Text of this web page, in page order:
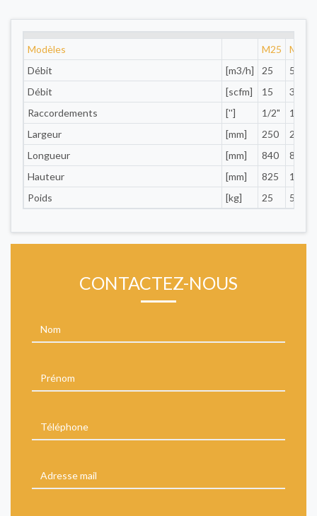
Modèles M25
M50
Débit
[m3/h] 25
50
Débit
[scfm] 15
30
Raccordements
[''] 1/2"
1/2"
Largeur
[mm] 250
250
Longueur
[mm] 840
840
Hauteur
[mm] 825
1140
Poids
[kg] 25 50
CONTACTEZ-NOUS